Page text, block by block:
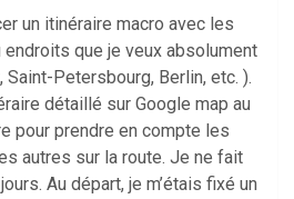
un itinéraire macro avec les
que je veux absolument
Petersbourg, Berlin, etc. ).
détaillé sur Google map au
pour prendre en compte les
autres sur la route. Je ne fait
Au départ, je m’étais fixé un